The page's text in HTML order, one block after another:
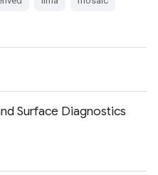
Surface Diagnostics